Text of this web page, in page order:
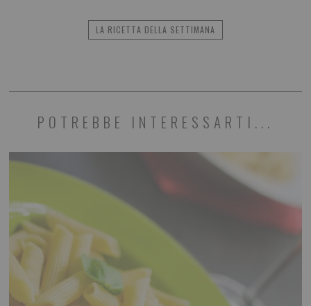
LA RICETTA DELLA SETTIMANA
POTREBBE INTERESSARTI...